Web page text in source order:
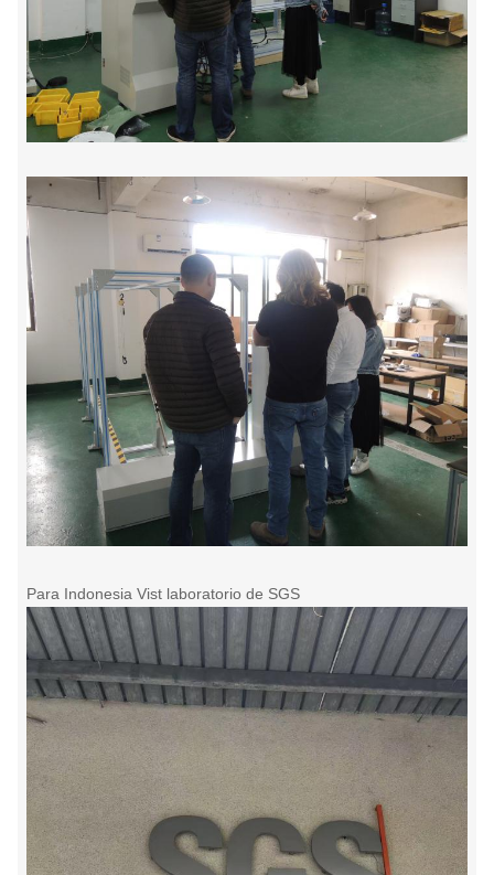
Para Indonesia Vist laboratorio de SGS